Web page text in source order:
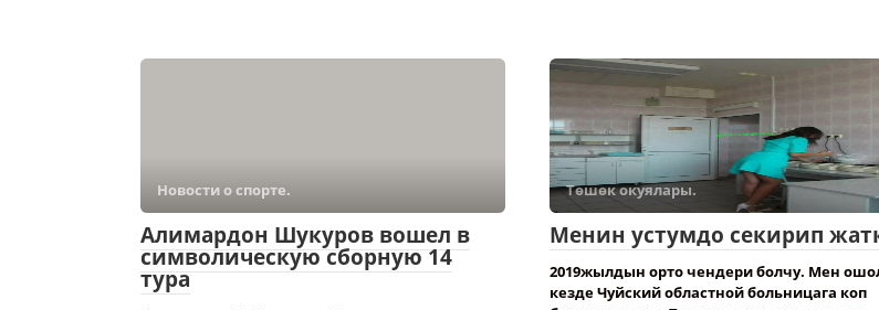
Новости о спорте.
Алимардон Шукуров вошел в
символическую сборную 14
тура
Төшөк окуялары.
Менин устумдо секирип
2019жылдын орто чендери болчу. Мен
кезде Чуйский областной больницага коп